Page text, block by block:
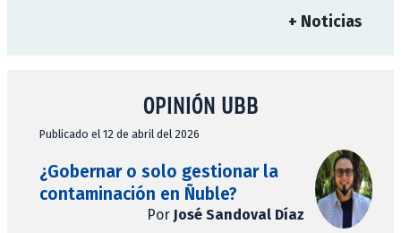
+ Noticias
OPINIÓN UBB
Publicado el 12 de abril del 2026
¿Gobernar o solo gestionar la
contaminación en Ñuble?
Por José Sandoval Díaz